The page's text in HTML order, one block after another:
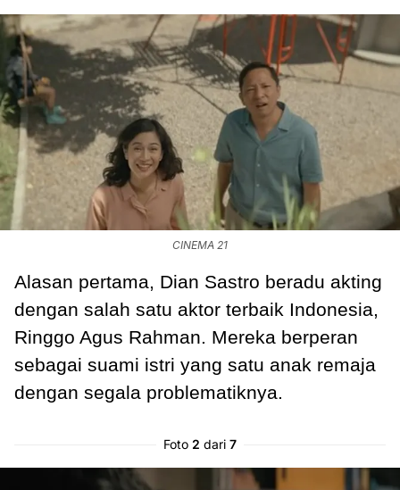
CINEMA 21
Alasan pertama, Dian Sastro beradu akting
dengan salah satu aktor terbaik Indonesia,
Ringgo Agus Rahman. Mereka berperan
sebagai suami istri yang satu anak remaja
dengan segala problematiknya.
Foto 2 dari 7